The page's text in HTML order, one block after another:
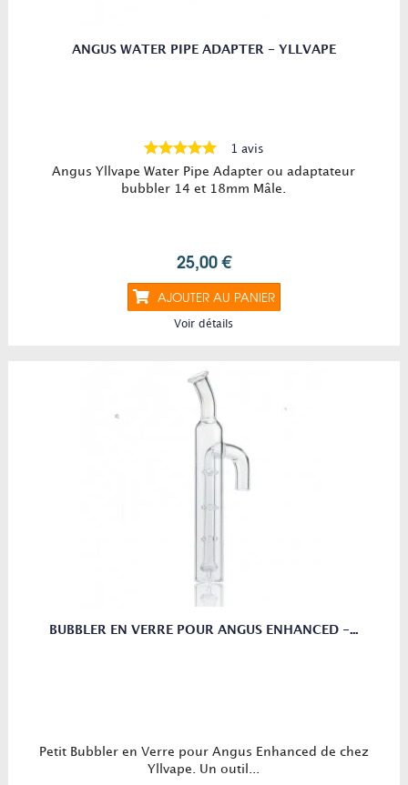
ANGUS WATER PIPE ADAPTER - YLLVAPE
1 avis
Angus Yllvape Water Pipe Adapter ou adaptateur
bubbler 14 et 18mm Mâle.
25,00 €
AJOUTER AU PANIER
Voir détails
BUBBLER EN VERRE POUR ANGUS ENHANCED -...
Petit Bubbler en Verre pour Angus Enhanced de chez
Yllvape. Un outil...